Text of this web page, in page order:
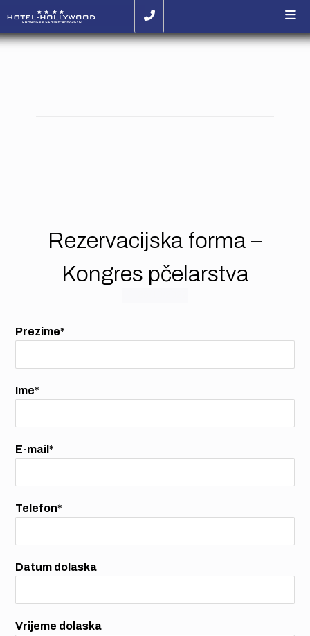
Rezervacijska forma –
Kongres pčelarstva
Prezime*
Ime*
E-mail*
Telefon*
Datum dolaska
Vrijeme dolaska